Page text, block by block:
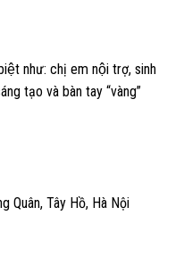
như: chị em nội trợ, sinh
tạo và bàn tay “vàng”
Quân, Tây Hồ, Hà Nội